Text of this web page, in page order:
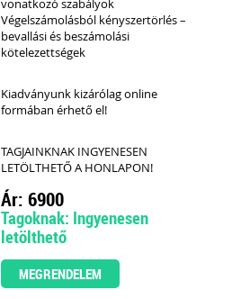
vonatkozó szabályok
Végelszámolásból kényszertörlés –
bevallási és beszámolási
kötelezettségek
Kiadványunk kizárólag online
formában érhető el!
TAGJAINKNAK INGYENESEN
LETÖLTHETŐ A HONLAPON!
Ár: 6900
Tagoknak: Ingyenesen
letölthető
MEGRENDELEM